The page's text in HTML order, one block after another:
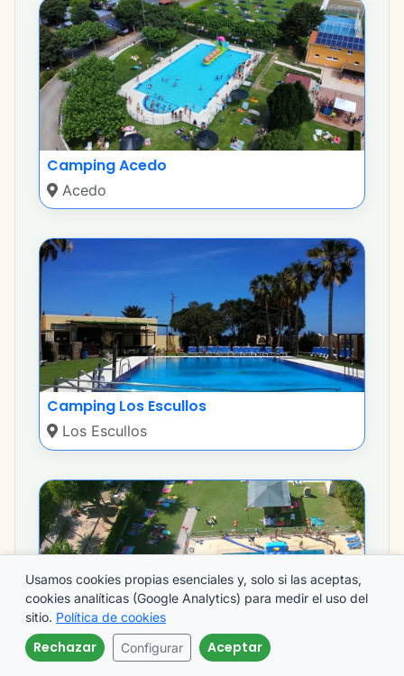
Camping Acedo
Acedo
Camping Los Escullos
Los Escullos
Camping Madrid Arco Iris
Usamos cookies propias esenciales y, solo si las aceptas,
cookies analíticas (Google Analytics) para medir el uso del
sitio. Política de cookies
Rechazar Configurar Aceptar